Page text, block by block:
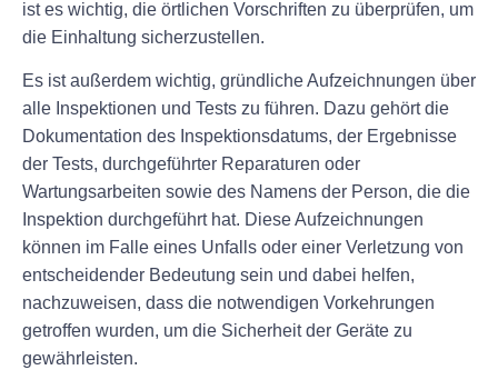
ist es wichtig, die örtlichen Vorschriften zu überprüfen, um
die Einhaltung sicherzustellen.
Es ist außerdem wichtig, gründliche Aufzeichnungen über
alle Inspektionen und Tests zu führen. Dazu gehört die
Dokumentation des Inspektionsdatums, der Ergebnisse
der Tests, durchgeführter Reparaturen oder
Wartungsarbeiten sowie des Namens der Person, die die
Inspektion durchgeführt hat. Diese Aufzeichnungen
können im Falle eines Unfalls oder einer Verletzung von
entscheidender Bedeutung sein und dabei helfen,
nachzuweisen, dass die notwendigen Vorkehrungen
getroffen wurden, um die Sicherheit der Geräte zu
gewährleisten.